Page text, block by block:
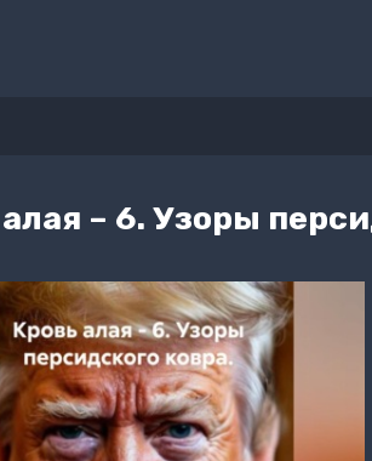
– 6. Узоры